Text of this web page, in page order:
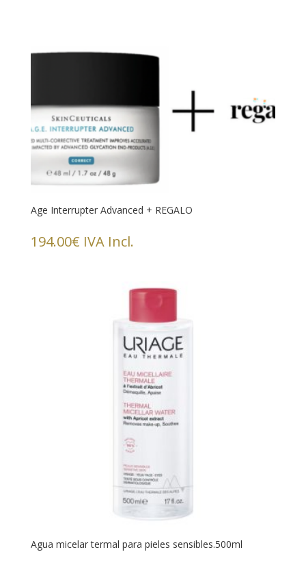
Age Interrupter Advanced + REGALO
194.00€ IVA Incl.
Agua micelar termal para pieles sensibles.500ml